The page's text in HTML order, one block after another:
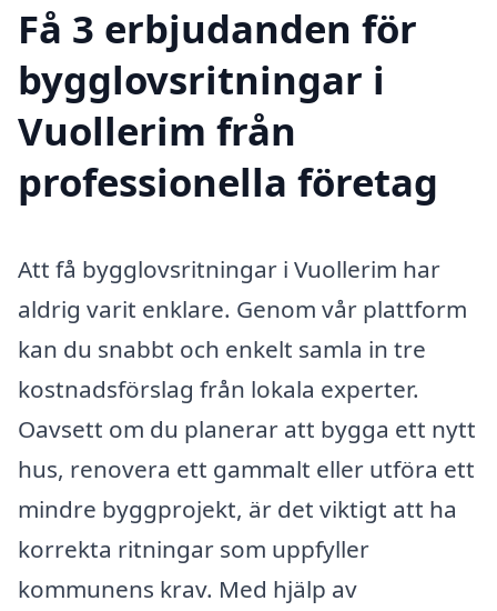
Få 3 erbjudanden för
bygglovsritningar i
Vuollerim från
professionella företag
Att få bygglovsritningar i Vuollerim har
aldrig varit enklare. Genom vår plattform
kan du snabbt och enkelt samla in tre
kostnadsförslag från lokala experter.
Oavsett om du planerar att bygga ett nytt
hus, renovera ett gammalt eller utföra ett
mindre byggprojekt, är det viktigt att ha
korrekta ritningar som uppfyller
kommunens krav. Med hjälp av